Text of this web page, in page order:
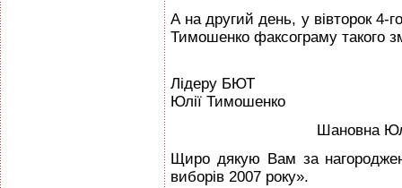
А на другий день, у вівторок 4-
Тимошенко факсограму такого
Лідеру БЮТ
Юлії Тимошенко
Шановна
Щиро дякую Вам за
виборів 2007 року».